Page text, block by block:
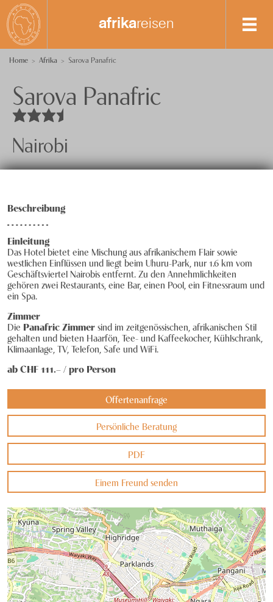
afrikareisen
Destinationen
Äthiopien
Madagaskar
Namibia
Ruanda
Tansania & Sansibar
Zambia & Zimbabwe
Spezialisten-Team
Über uns
Datenschutz
Knecht Gruppe
Impressum
Home Afrika Sarova Panafric
Sarova Panafric
Nairobi
Beschreibung
Einleitung
Das Hotel bietet eine Mischung aus afrikanischem Flair sowie
westlichen Einflüssen und liegt beim Uhuru-Park, nur 1.6 km vom
Geschäftsviertel Nairobis entfernt. Zu den Annehmlichkeiten
gehören zwei Restaurants, eine Bar, einen Pool, ein Fitnessraum und
ein Spa.
Zimmer
Die Panafric Zimmersind im zeitgenössischen, afrikanischen Stil
gehalten und bieten Haarfön, Tee- und Kaffeekocher, Kühlschrank,
Klimaanlage, TV, Telefon, Safe und WiFi.
ab CHF111.– /pro Person
Offertenanfrage
Persönliche Beratung
PDF
Einem Freund senden